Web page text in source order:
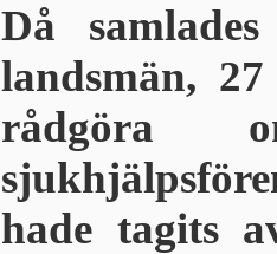
Då
landsmän,
rådgöra
hade tagits